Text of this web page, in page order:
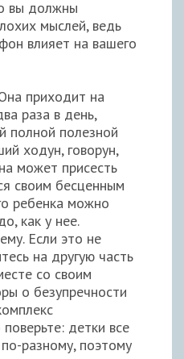
вы должны
мыслей, ведь
влияет на вашего
приходит на
раза в день,
полной полезной
ходун, говорун,
может присесть
своим бесценным
ребенка можно
как у нее.
Если это не
на другую часть
со своим
о безупречности
детки все
разному, поэтому